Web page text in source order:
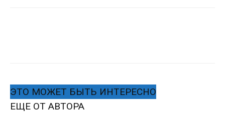
ЭТО МОЖЕТ БЫТЬ ИНТЕРЕСНО
ЕЩЕ ОТ АВТОРА